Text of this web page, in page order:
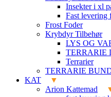
Insekter i xl
Fast levering
Frost Foder
Krybdyr Tilbehør
LYS OG
TERRARIE
Terrarier
TERRARIE
KAT
Arion Kattemad